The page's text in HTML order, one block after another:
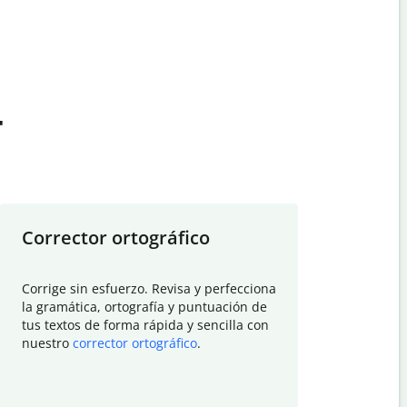
Corrector ortográfico
Corrige sin esfuerzo. Revisa y perfecciona
la gramática, ortografía y puntuación de
tus textos de forma rápida y sencilla con
nuestro corrector ortográfico.